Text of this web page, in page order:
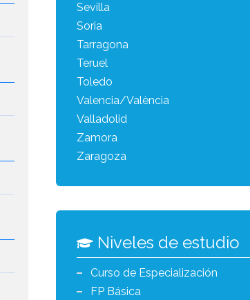
Sevilla
Soria
Tarragona
Teruel
Toledo
Valencia/València
Valladolid
Zamora
Zaragoza
Niveles de estudio
Curso de Especialización
FP Básica